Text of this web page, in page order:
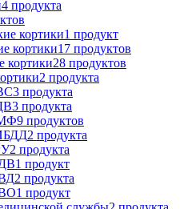
4 продукта
кортики1 продукт
кортики17 продуктов
кортики28 продуктов
2 продукта
3 продукта
3 продукта
9 продуктов
2 продукта
2 продукта
1 продукт
2 продукта
1 продукт